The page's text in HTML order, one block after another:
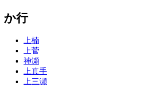
か行
上楠
上菅
神瀬
上真手
上三瀬